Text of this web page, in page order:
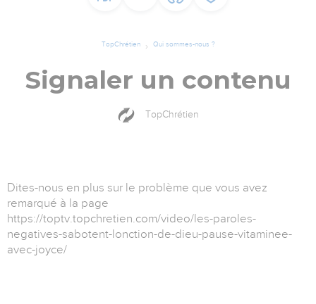
TopChrétien Qui sommes-nous ?
Signaler un contenu
TopChrétien
Dites-nous en plus sur le problème que vous avez
remarqué à la page
https://toptv.topchretien.com/video/les-paroles-
negatives-sabotent-lonction-de-dieu-pause-vitaminee-
avec-joyce/